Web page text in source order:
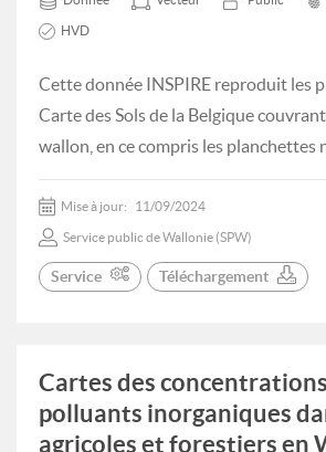
HVD
Cette donnée INSPIRE reproduit les
Carte des Sols de la Belgique
wallon, en ce compris les planchettes
Mise à jour: 11/09/2024
Service public de Wallonie (SPW)
Service Téléchargement
Cartes des
polluants inorganiques
agricoles et forestiers en